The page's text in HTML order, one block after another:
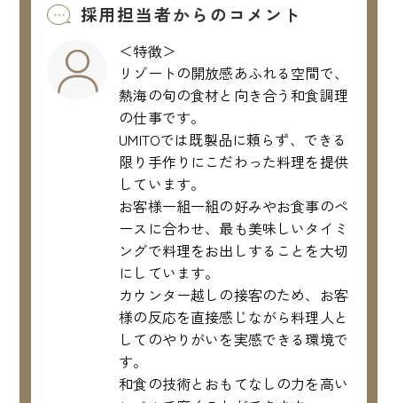
採用担当者からのコメント
＜特徴＞
リゾートの開放感あふれる空間で、
熱海の旬の食材と向き合う和食調理
の仕事です。
UMITOでは既製品に頼らず、できる
限り手作りにこだわった料理を提供
しています。
お客様一組一組の好みやお食事のペ
ースに合わせ、最も美味しいタイミ
ングで料理をお出しすることを大切
にしています。
カウンター越しの接客のため、お客
様の反応を直接感じながら料理人と
してのやりがいを実感できる環境で
す。
和食の技術とおもてなしの力を高い